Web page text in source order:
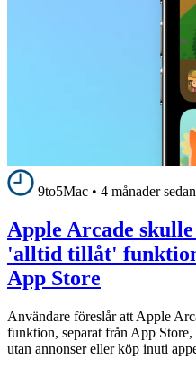
9to5Mac • 4 månader sedan
Apple Arcade
'alltid tillåt'
App Store
Användare föreslår att Apple
funktion, separat från App
utan annonser eller köp inuti